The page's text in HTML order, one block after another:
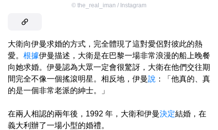
© the_real_iman / Instagram
大衛向伊曼求婚的方式，完全體現了這對愛侶對彼此的熱
愛。 根據伊曼描述，大衛是在巴黎一場非常浪漫的船上晚餐
向她求婚。伊曼認為大眾一定會很驚訝，大衛在他們交往期
間完全不像一個搖滾明星。相反地，伊曼說 ：「他真的、真
的是一個非常老派的紳士。」
在兩人相認的兩年後，1992 年，大衛和伊曼決定結婚，在
義大利辦了一場小型的婚禮。